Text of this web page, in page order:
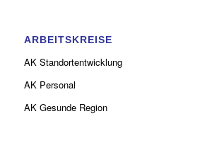
ARBEITSKREISE
AK Standortentwicklung
AK Personal
AK Gesunde Region